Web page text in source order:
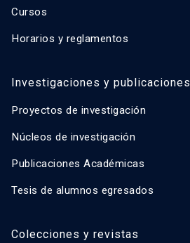
Cursos
Horarios y reglamentos
Investigaciones y publicaciones
Proyectos de investigación
Núcleos de investigación
Publicaciones Académicas
Tesis de alumnos egresados
Colecciones y revistas